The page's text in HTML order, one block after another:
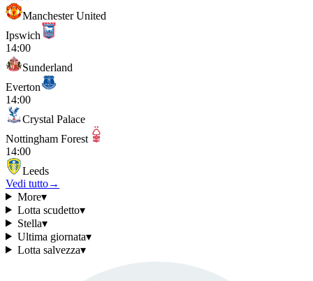
Manchester United
Ipswich
14:00
Sunderland
Everton
14:00
Crystal Palace
Nottingham Forest
14:00
Leeds
Vedi tutto→
More▾
Lotta scudetto▾
Stella▾
Ultima giornata▾
Lotta salvezza▾